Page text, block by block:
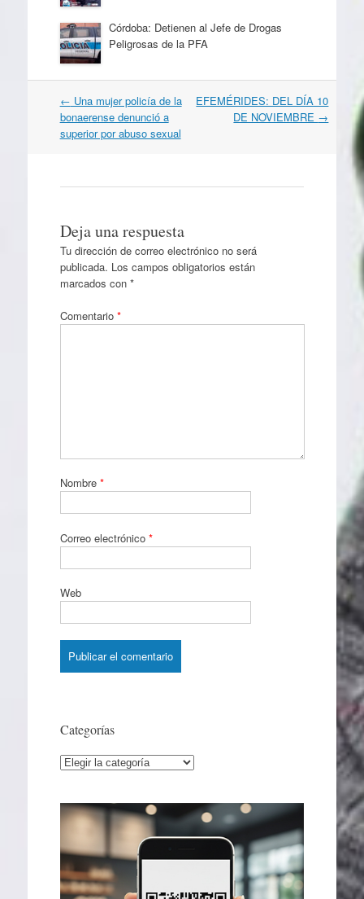
Córdoba: Detienen al Jefe de Drogas
Peligrosas de la PFA
Navegación
por
artículos
← Una mujer policía de la
bonaerense denunció a
superior por abuso sexual
EFEMÉRIDES: DEL DÍA 10
DE NOVIEMBRE →
Deja una respuesta
Tu dirección de correo electrónico no será
publicada. Los campos obligatorios están
marcados con *
Comentario *
Nombre *
Correo electrónico *
Web
Categorías
Categorías